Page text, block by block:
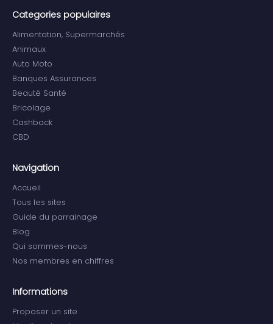
Categories populaires
Alimentation, Supermarchés
Animaux
Auto Moto
Banques Assurances
Beauté Santé
Bricolage
Cashback
CBD
Navigation
Accueil
Tous les sites
Guide du parrainage
Blog
Qui sommes-nous
Nos membres en chiffres
Informations
Proposer un site